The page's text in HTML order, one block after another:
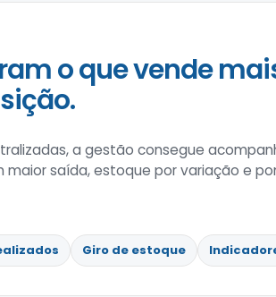
o que vende
a gestão consegue
maior saída, estoque por variação e
Giro de estoque